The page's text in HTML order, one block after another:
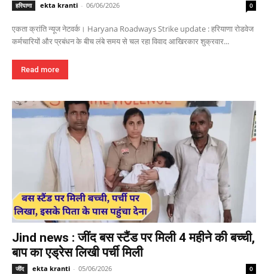
हरियाणा ekta kranti - 06/06/2026 0
एकता क्रांति न्यूज नेटवर्क। Haryana Roadways Strike update : हरियाणा रोडवेज
कर्मचारियों और प्रबंधन के बीच लंबे समय से चल रहा विवाद आखिरकार शुक्रवार...
Read more
Jind news : जींद बस स्टैंड पर मिली 4 महीने की बच्ची,
बाप का एड्रेस लिखी पर्ची मिली
जींद ekta kranti - 05/06/2026 0